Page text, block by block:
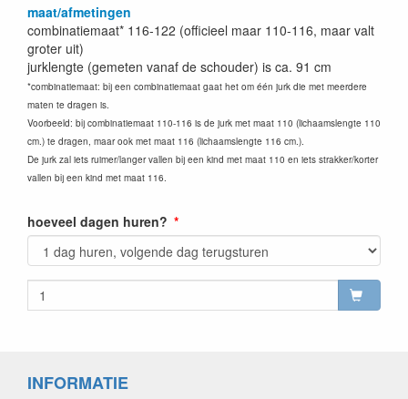
maat/afmetingen
combinatiemaat* 116-122 (officieel maar 110-116, maar valt
groter uit)
jurklengte (gemeten vanaf de schouder) is ca. 91 cm
*combinatiemaat: bij een combinatiemaat gaat het om één jurk die met meerdere
maten te dragen is.
Voorbeeld: bij combinatiemaat 110-116 is de jurk met maat 110 (lichaamslengte 110
cm.) te dragen, maar ook met maat 116 (lichaamslengte 116 cm.).
De jurk zal iets ruimer/langer vallen bij een kind met maat 110 en iets strakker/korter
vallen bij een kind met maat 116.
hoeveel dagen huren?
INFORMATIE